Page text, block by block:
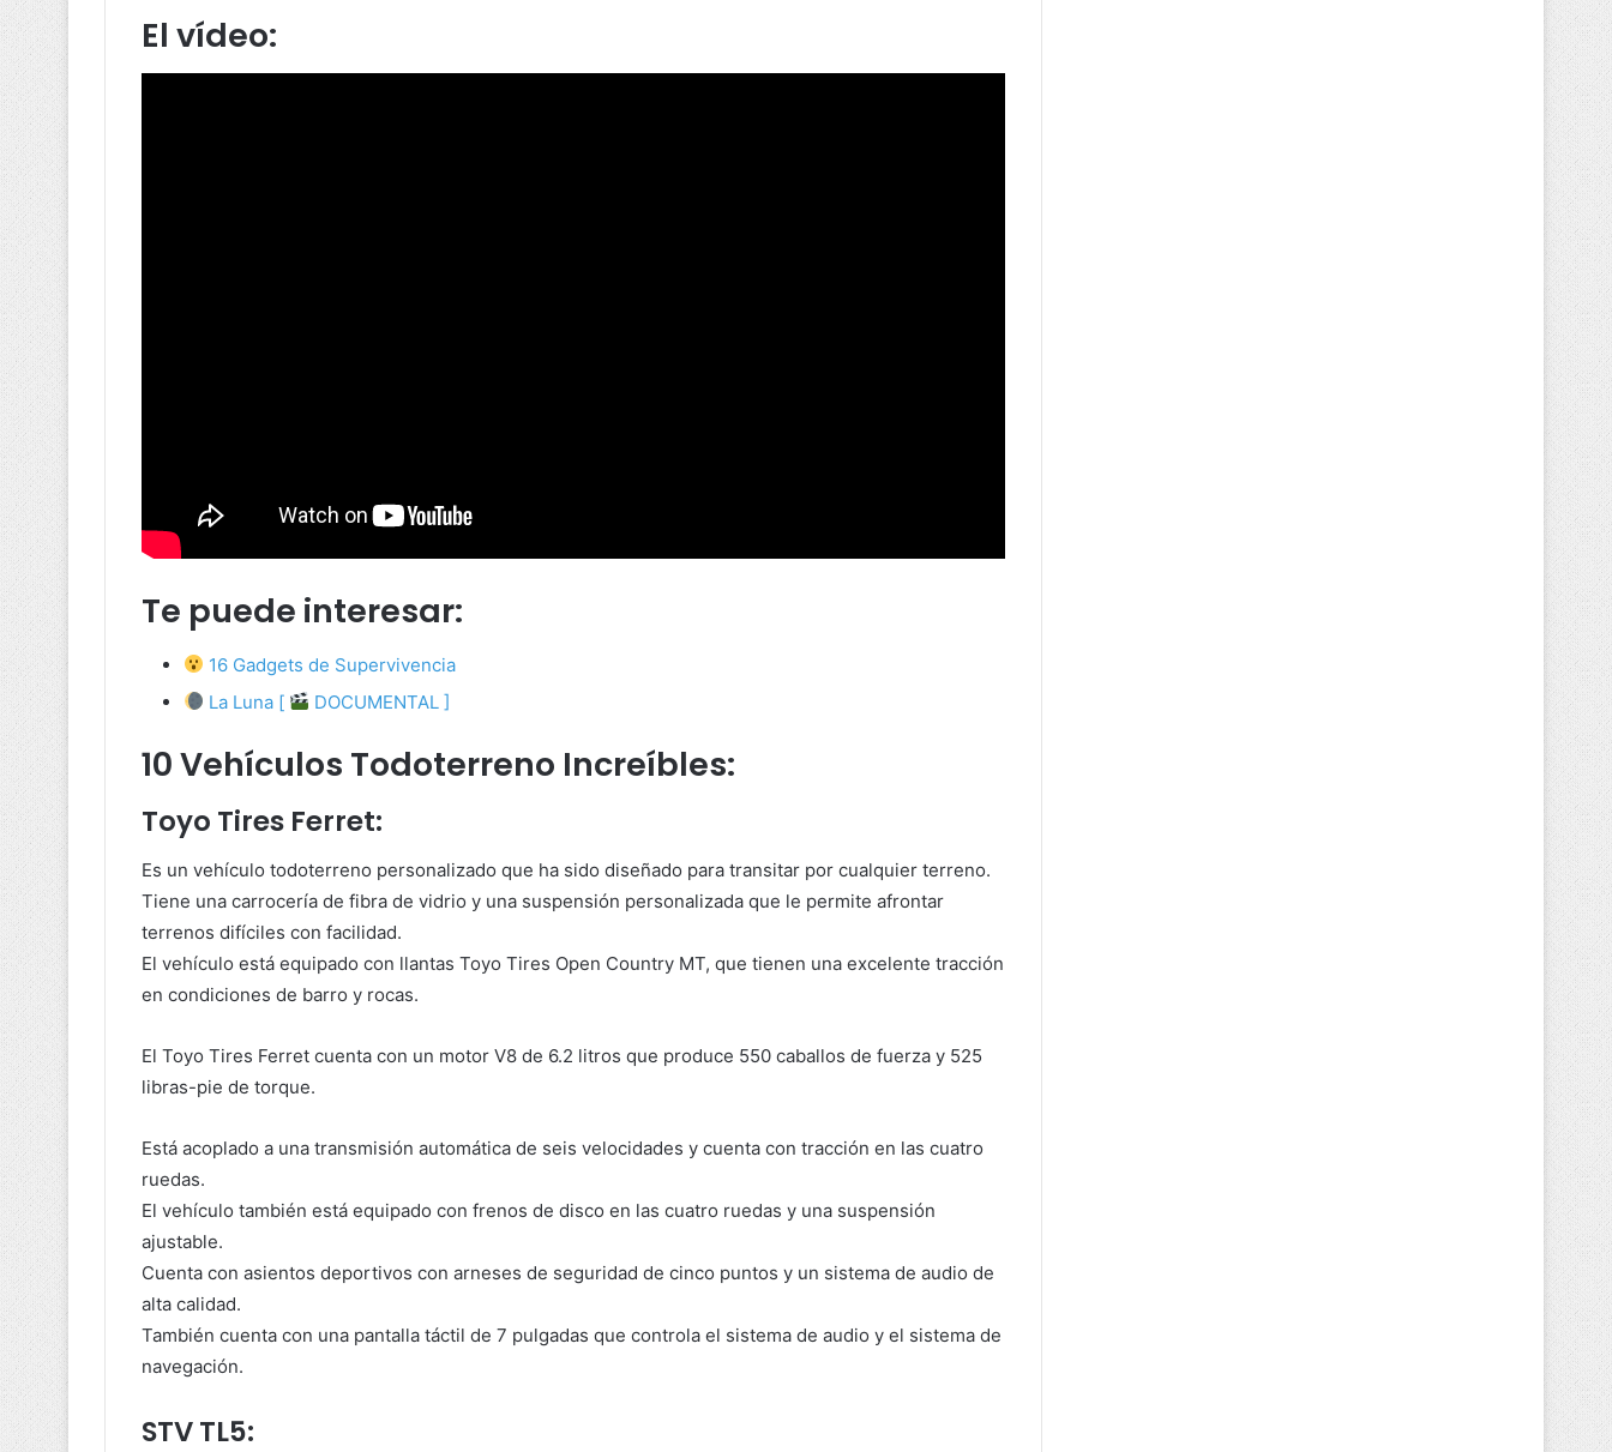
El vídeo:
Te puede interesar:
16 Gadgets de Supervivencia
La Luna [
DOCUMENTAL ]
10 Vehículos Todoterreno Increíbles:
Toyo Tires Ferret:
Es un vehículo todoterreno personalizado que ha sido diseñado para transitar por cualquier terreno.
Tiene una carrocería de fibra de vidrio y una suspensión personalizada que le permite afrontar
terrenos difíciles con facilidad.
El vehículo está equipado con llantas Toyo Tires Open Country MT, que tienen una excelente tracción
en condiciones de barro y rocas.
El Toyo Tires Ferret cuenta con un motor V8 de 6.2 litros que produce 550 caballos de fuerza y 525
libras-pie de torque.
Está acoplado a una transmisión automática de seis velocidades y cuenta con tracción en las cuatro
ruedas.
El vehículo también está equipado con frenos de disco en las cuatro ruedas y una suspensión
ajustable.
Cuenta con asientos deportivos con arneses de seguridad de cinco puntos y un sistema de audio de
alta calidad.
También cuenta con una pantalla táctil de 7 pulgadas que controla el sistema de audio y el sistema de
navegación.
STV TL5: